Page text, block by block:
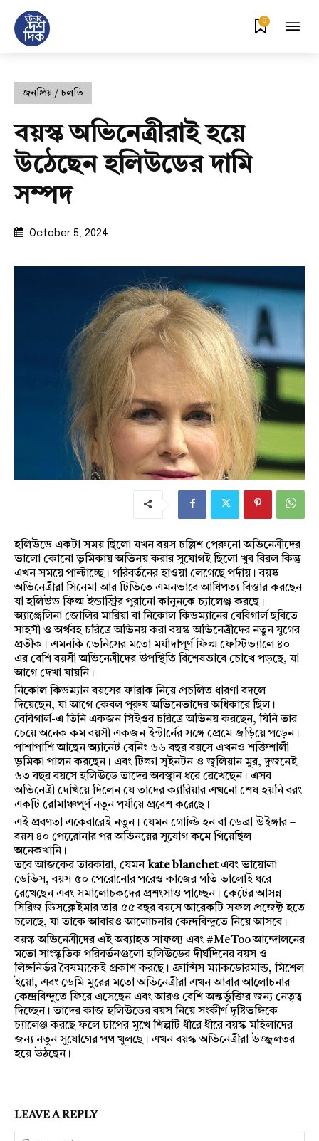
0
জনপ্রিয় / চলতি
বয়স্ক অভিনেত্রীরাই হয়ে
উঠেছেন হলিউডের দামি
সম্পদ
October 5, 2024
হলিউডে একটা সময় ছিলো যখন বয়স চল্লিশ পেরুনো অভিনেত্রীদের
ভালো কোনো ভূমিকায় অভিনয় করার সুযোগই ছিলো খুব বিরল কিন্তু
এখন সময়ে পাল্টাচ্ছে। পরিবর্তনের হাওয়া লেগেছে পর্দায়। বয়ষ্ক
অভিনেত্রীরা সিনেমা আর টিভিতে এমনভাবে আধিপত্য বিস্তার করছেন
যা হলিউড ফিল্ম ইন্ডাস্ট্রির পুরানো কানুনকে চ্যালেঞ্জ করছে।
অ্যাঞ্জেলিনা জোলির মারিয়া বা নিকোল কিডম্যানের বেবিগার্ল ছবিতে
সাহসী ও অর্থবহ চরিত্রে অভিনয় করা বয়স্ক অভিনেত্রীদের নতুন যুগের
প্রতীক। এমনকি ভেনিসের মতো মর্যাদাপূর্ণ ফিল্ম ফেস্টিভ্যালে ৪০
এর বেশি বয়সী অভিনেত্রীদের উপস্থিতি বিশেষভাবে চোখে পড়ছে, যা
আগে দেখা যায়নি।
নিকোল কিডম্যান বয়সের ফারাক নিয়ে প্রচলিত ধারণা বদলে
দিয়েছেন, যা আগে কেবল পুরুষ অভিনেতাদের অধিকারে ছিল।
বেবিগার্ল-এ তিনি একজন সিইওর চরিত্রে অভিনয় করছেন, যিনি তার
চেয়ে অনেক কম বয়সী একজন ইন্টার্নের সঙ্গে প্রেমে জড়িয়ে পড়েন।
পাশাপাশি আছেন অ্যানেট বেনিং ৬৬ বছর বয়সে এখনও শক্তিশালী
ভূমিকা পালন করছেন। এবং টিল্ডা সুইনটন ও জুলিয়ান মুর, দুজনেই
৬৩ বছর বয়সে হলিউডে তাদের অবস্থান ধরে রেখেছেন। এসব
অভিনেত্রী দেখিয়ে দিলেন যে তাদের ক্যারিয়ার এখনো শেষ হয়নি বরং
একটি রোমাঞ্চপূর্ণ নতুন পর্যায়ে প্রবেশ করেছে।
এই প্রবণতা একেবারেই নতুন। যেমন গোল্ডি হন বা ডেব্রা উইঙ্গার –
বয়স ৪০ পেরোেনার পর অভিনয়ের সুযোগ কমে গিয়েছিল
অনেকখানি।
তবে আজকের তারকারা, যেমনkate blanchetএবং ভায়োলা
ডেভিস, বয়স ৫০ পেরোনোর পরেও কাজের গতি ভালোই ধরে
রেখেছেন এবং সমালোচকদের প্রশংসাও পাচ্ছেন। কেটের আসন্ন
সিরিজ ডিসক্লেইমার তার ৫৫ বছর বয়সে আরেকটি সফল প্রজেক্ট হতে
চলেছে, যা তাকে আবারও আলোচনার কেন্দ্রবিন্দুতে নিয়ে আসবে।
বয়স্ক অভিনেত্রীদের এই অব্যাহত সাফল্য এবং #MeToo আন্দোলনের
মতো সাংস্কৃতিক পরিবর্তনগুলো হলিউডের দীর্ঘদিনের বয়স ও
লিঙ্গনির্ভর বৈষম্যকেই প্রকাশ করছে। ফ্রান্সিস ম্যাকডোরমান্ড, মিশেল
ইয়ো, এবং ডেমি মুরের মতো অভিনেত্রীরা এখন আবার আলোচনার
কেন্দ্রবিন্দুতে ফিরে এসেছেন এবং আরও বেশি অন্তর্ভুক্তির জন্য নেতৃত্ব
দিচ্ছেন। তাদের কাজ হলিউডের বয়স নিয়ে সংকীর্ণ দৃষ্টিভঙ্গিকে
চ্যালেঞ্জ করছে ফলে চাপের মুখে শিল্পটি ধীরে ধীরে বয়স্ক মহিলাদের
জন্য নতুন সুযোগের পথ খুলছে। এখন বয়স্ক অভিনেত্রীরা উজ্জ্বলতর
হয়ে উঠছেন।
LEAVE A REPLY